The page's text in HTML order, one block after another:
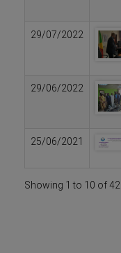
29/07/2022
29/06/2022
25/06/2021
Showing 1 to 10 of